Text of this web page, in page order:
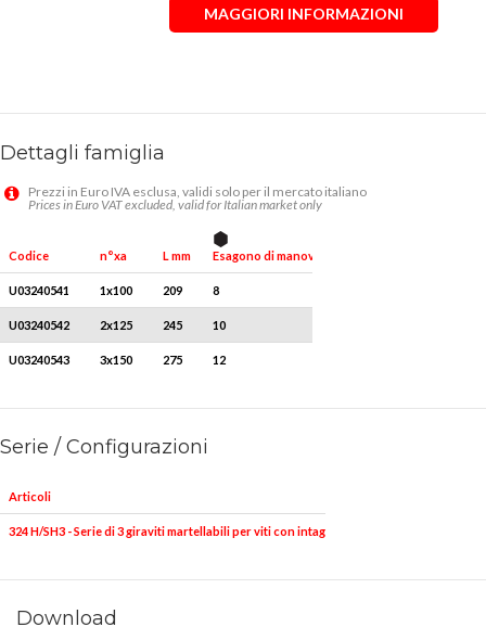
MAGGIORI INFORMAZIONI
Dettagli famiglia
Prezzi in Euro IVA esclusa, validi solo per il mercato italiano
Prices in Euro VAT excluded, valid for Italian market only
Codice n°xa L mm Esagono di manovra mm
U03240541 1x100 209 8
U03240542 2x125 245 10
U03240543 3x150 275 12
Serie / Configurazioni
Articoli
324 H/SH3 - Serie di 3 giraviti martellabili per viti con intaglio e impronta a croce
Download